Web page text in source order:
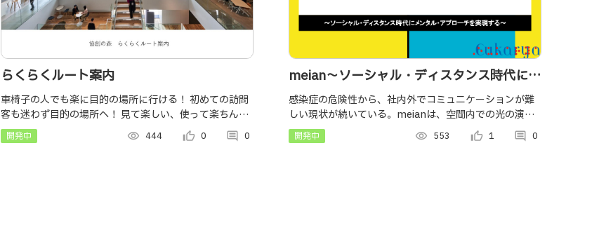
らくらくルート案内
車椅子の人でも楽に目的の場所に行ける！ 初めての訪問
客も迷わず目的の場所へ！ 見て楽しい、使って楽ちん！
らくらくルート案内！ 何か困りごとがある場合は、声を
上げることなく周囲が気付ける機能も搭載！
開発中 visibility 444 thumb_up_alt 0 comment 0
meian〜ソーシャル・ディスタンス時代にメ
ンタル・アプローチを実現する〜
感染症の危険性から、社内外でコミュニケーションが難
しい現状が続いている。meianは、空間内での光の演出
によって、感染症の危険と安全を可視化し、対面でのコ
ミュニケーションをそっと支援します。
開発中 visibility 553 thumb_up_alt 1 comment 0